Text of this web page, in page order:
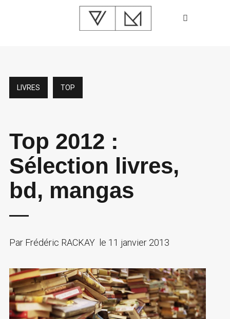
LIVRES TOP
Top 2012 :
Sélection livres,
bd, mangas
ParFrédéric RACKAY le 11 janvier 2013